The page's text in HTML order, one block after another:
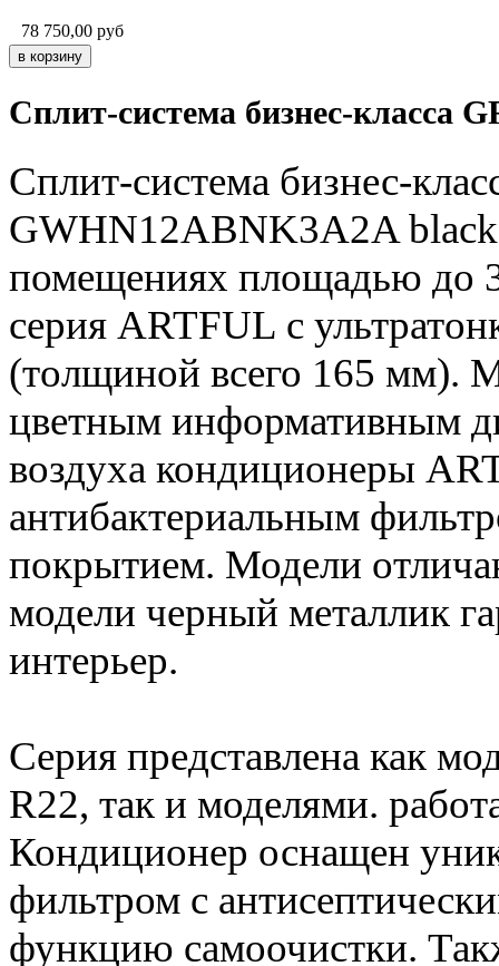
78 750,00 руб
Сплит-система бизнес-класса
Сплит-система бизнес-
GWHN12ABNK3A2A black
помещениях площадью до
серия ARTFUL с
(толщиной всего 165 мм).
цветным информативным
воздуха кондиционеры
антибактериальным
покрытием. Модели
модели черный металлик
интерьер.
Серия представлена как
R22, так и моделями.
Кондиционер оснащен
фильтром с
функцию самоочистки.